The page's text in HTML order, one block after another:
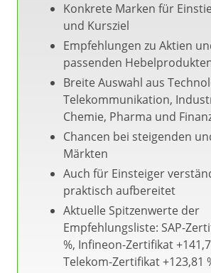
Konkrete Marken für
und Kursziel
Empfehlungen zu Aktien
passenden
Breite Auswahl aus
Telekommunikation,
Chemie, Pharma und
Chancen bei steigenden
Märkten
Auch für Einsteiger
praktisch aufbereitet
Aktuelle Spitzenwerte der
Empfehlungsliste: SAP-
%, Infineon-Zertifikat
Telekom-Zertifikat +123,81